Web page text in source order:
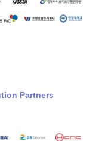
Partners